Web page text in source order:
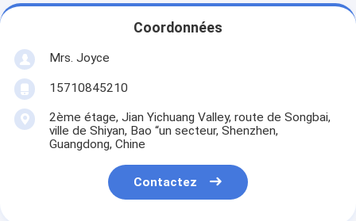
Coordonnées
Mrs. Joyce
15710845210
2ème étage, Jian Yichuang Valley, route de Songbai,
ville de Shiyan, Bao “un secteur, Shenzhen,
Guangdong, Chine
Contactez